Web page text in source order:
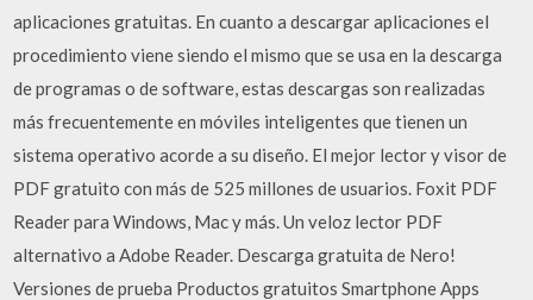
aplicaciones gratuitas. En cuanto a descargar aplicaciones el
procedimiento viene siendo el mismo que se usa en la descarga
de programas o de software, estas descargas son realizadas
más frecuentemente en móviles inteligentes que tienen un
sistema operativo acorde a su diseño. El mejor lector y visor de
PDF gratuito con más de 525 millones de usuarios. Foxit PDF
Reader para Windows, Mac y más. Un veloz lector PDF
alternativo a Adobe Reader. Descarga gratuita de Nero!
Versiones de prueba Productos gratuitos Smartphone Apps